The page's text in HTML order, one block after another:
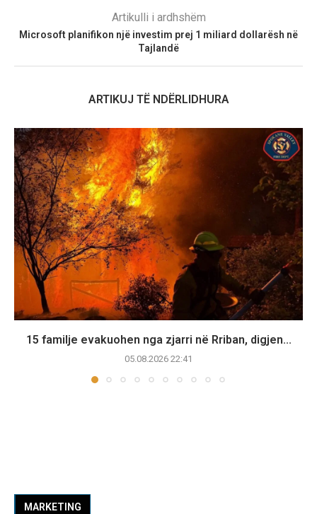
Artikulli i ardhshëm
Microsoft planifikon një investim prej 1 miliard dollarësh në
Tajlandë
ARTIKUJ TË NDËRLIDHURA
15 familje evakuohen nga zjarri në Rriban, digjen...
05.08.2026 22:41
MARKETING